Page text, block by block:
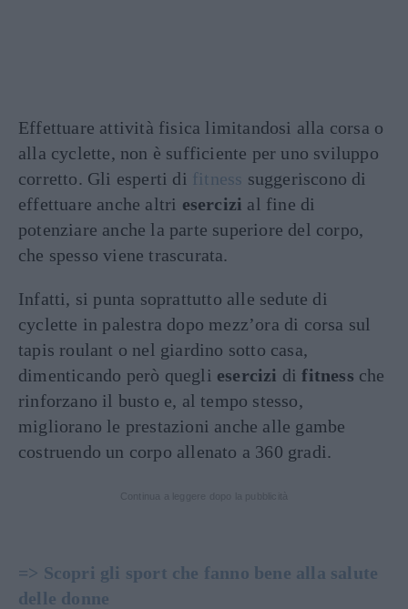
Effettuare attività fisica limitandosi alla corsa o
alla cyclette, non è sufficiente per uno sviluppo
corretto. Gli esperti di fitness suggeriscono di
effettuare anche altri esercizi al fine di
potenziare anche la parte superiore del corpo,
che spesso viene trascurata.
Infatti, si punta soprattutto alle sedute di
cyclette in palestra dopo mezz’ora di corsa sul
tapis roulant o nel giardino sotto casa,
dimenticando però quegli esercizi difitness che
rinforzano il busto e, al tempo stesso,
migliorano le prestazioni anche alle gambe
costruendo un corpo allenato a 360 gradi.
=> Scopri gli sport che fanno bene alla salute
delle donne